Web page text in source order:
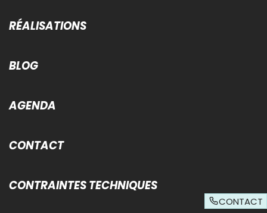
CONTACT
RÉALISATIONS
BLOG
AGENDA
CONTACT
CONTRAINTES TECHNIQUES